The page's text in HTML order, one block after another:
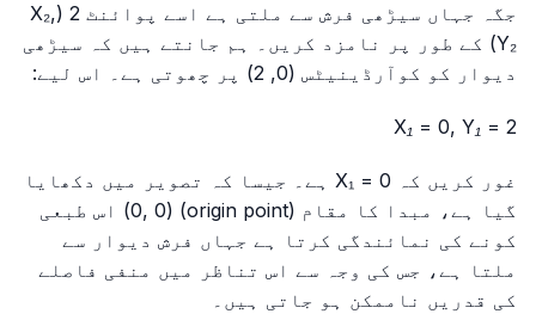
جگہ جہاں سیڑھی فرش سے ملتی ہے اسے پوائنٹ 2 (X₂,
Y₂) کے طور پر نامزد کریں۔ ہم جانتے ہیں کہ سیڑھی
دیوار کو کوآرڈینیٹس (0, 2) پر چھوتی ہے۔ اس لیے:
X₁ = 0, Y₁ = 2
غور کریں کہ X₁ = 0 ہے۔ جیسا کہ تصویر میں دکھایا
گیا ہے، مبدا کا مقام (origin point) (0, 0) اس طبعی
کونے کی نمائندگی کرتا ہے جہاں فرش دیوار سے
ملتا ہے، جس کی وجہ سے اس تناظر میں منفی فاصلے
کی قدریں ناممکن ہو جاتی ہیں۔